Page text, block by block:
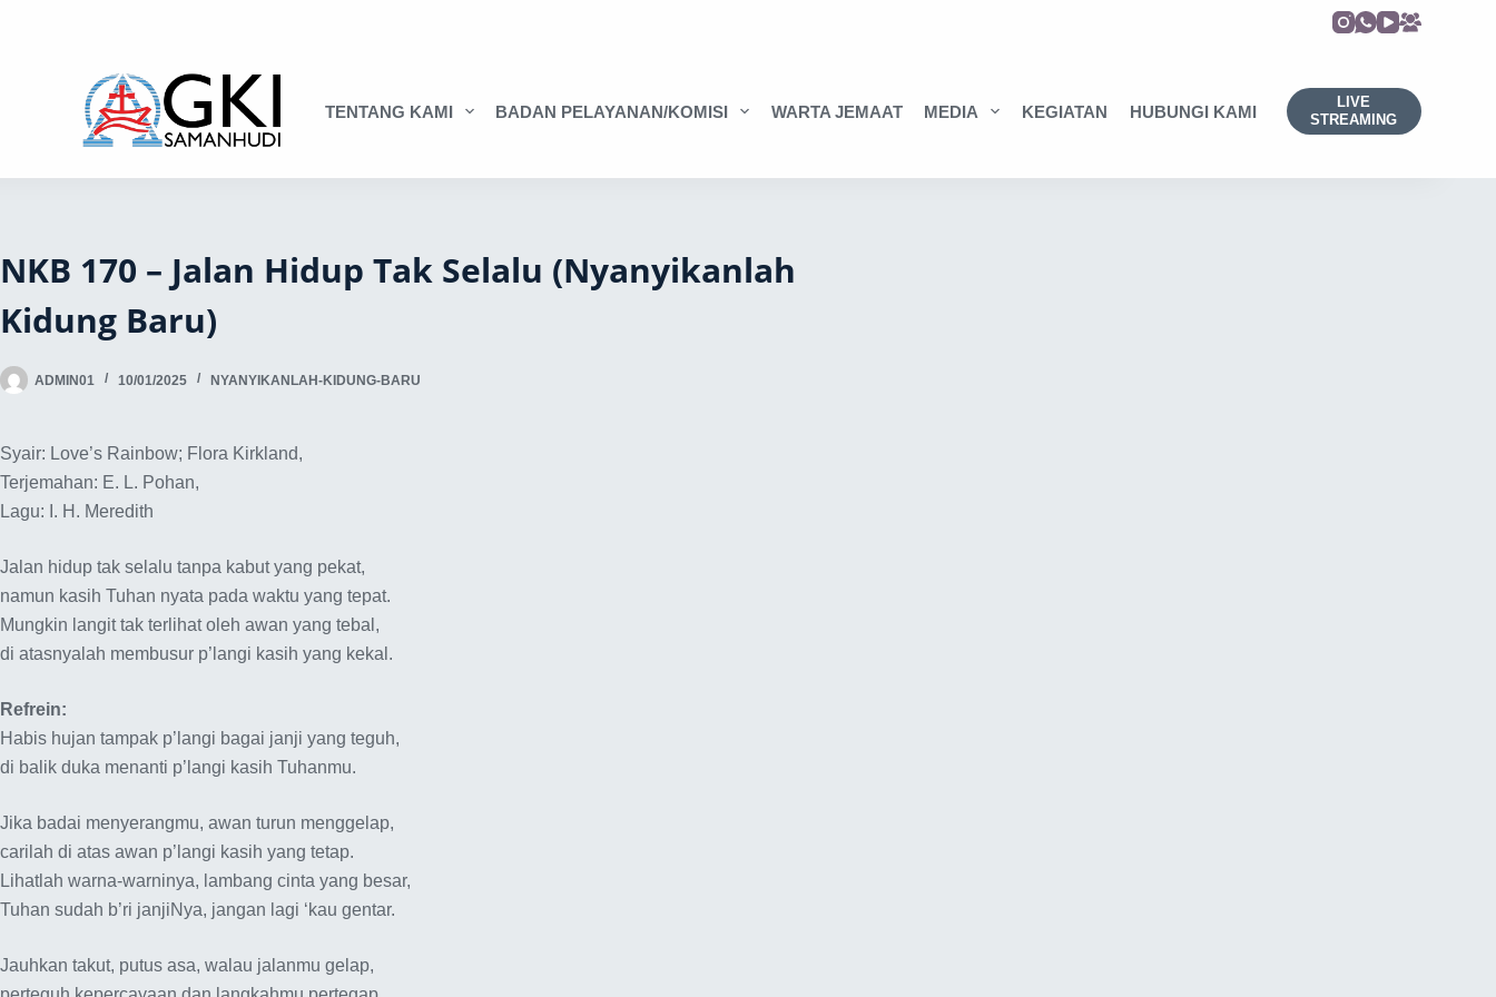
TENTANG KAMI BADAN PELAYANAN/KOMISI WARTA JEMAAT MEDIA KEGIATAN HUBUNGI KAMI
LIVE
STREAMING
NKB 170 – Jalan Hidup Tak Selalu (Nyanyikanlah
Kidung Baru)
ADMIN01 10/01/2025 NYANYIKANLAH-KIDUNG-BARU
Syair: Love’s Rainbow; Flora Kirkland,
Terjemahan: E. L. Pohan,
Lagu: I. H. Meredith
Jalan hidup tak selalu tanpa kabut yang pekat,
namun kasih Tuhan nyata pada waktu yang tepat.
Mungkin langit tak terlihat oleh awan yang tebal,
di atasnyalah membusur p’langi kasih yang kekal.
Refrein:
Habis hujan tampak p’langi bagai janji yang teguh,
di balik duka menanti p’langi kasih Tuhanmu.
Jika badai menyerangmu, awan turun menggelap,
carilah di atas awan p’langi kasih yang tetap.
Lihatlah warna-warninya, lambang cinta yang besar,
Tuhan sudah b’ri janjiNya, jangan lagi ‘kau gentar.
Jauhkan takut, putus asa, walau jalanmu gelap,